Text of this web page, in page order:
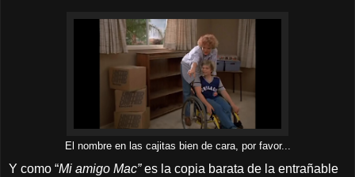
El nombre en las cajitas bien de cara, por favor...
Y como “Mi amigo Mac”es la copia barata de la entrañable